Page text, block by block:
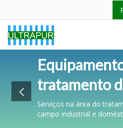
Filtragem &
Água
tratamento
Serviços na área do
campo industrial e
competitivo
Sem comprometer a
e/ou serviço prestado
Filtro2P
Para aplicação de
disponíveis (filtração,
siliphos, etc.).